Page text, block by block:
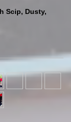
Scip, Dusty,